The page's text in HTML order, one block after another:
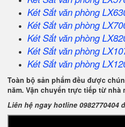
Két Sắtvăn phòng
Két Sắtvăn phòng
Két Sắtvăn phòng
Két Sắtvăn phòng
Két Sắtvăn phòng
Toàn bộ sản phẩm đều được
năm. Vận chuyển trực tiếp từ nhà
Liên hệ ngay hotline 0982770404